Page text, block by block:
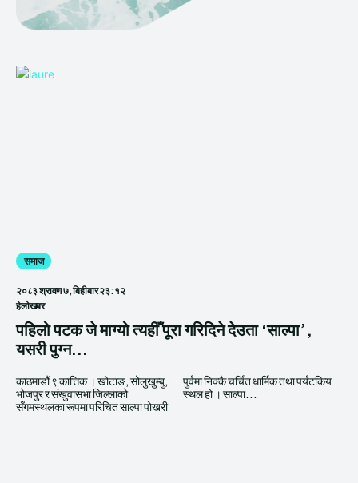
समाज
२०८३ श्रावण ७, बिहीबार २३:१२
हेलाेखबर
पहिलो पटक जे माग्यो त्यहीँ पूरा गरिदिने देउता ‘साल्पा’,
यसरी पुग्न...
काठमाडौं ९ कात्तिक । खोटाङ, सोलुखुम्बु,
भोजपुर र संखुवासभा जिल्लाको
सँगमस्थलका रूपमा परिचित साल्पा पोखरी
पुर्वमा निक्कै चर्चित धार्मिक तथा पर्यटकिय
स्थल हो । साल्पा...